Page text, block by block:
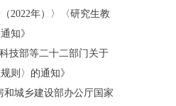
2022年）〉〈研究生教
知》
技部等二十二部门关于
则〉的通知》
和城乡建设部办公厅国家